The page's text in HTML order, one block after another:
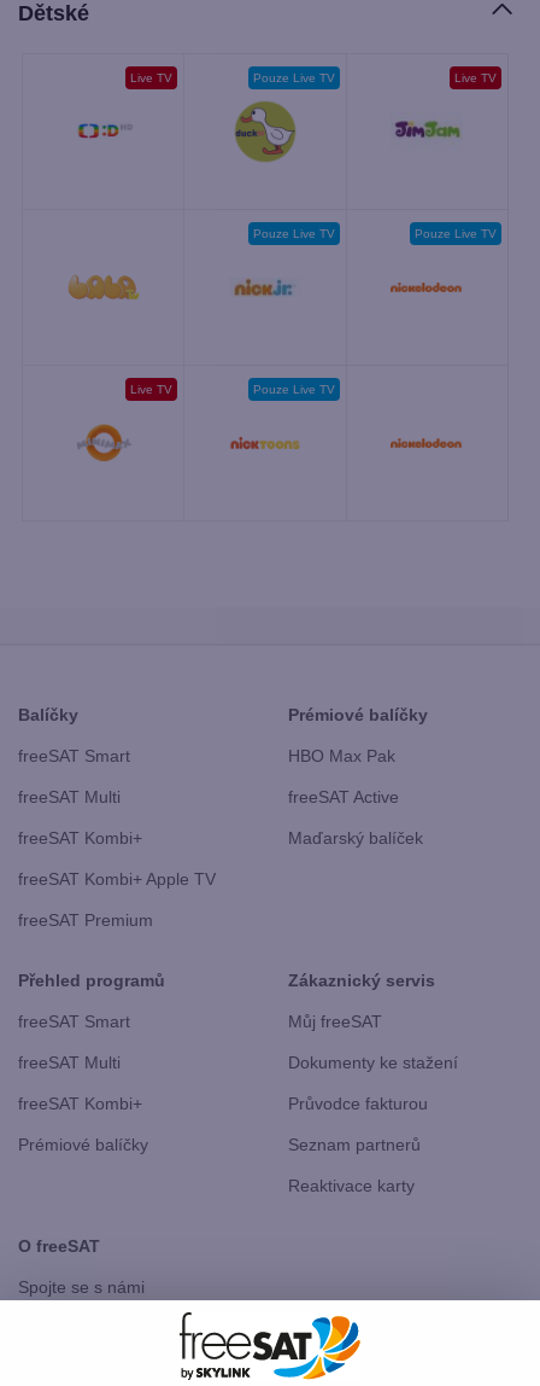
Dětské
Live TV Pouze Live TV Live TV
Pouze Live TV Pouze Live TV
Live TV Pouze Live TV
Balíčky
freeSAT Smart
freeSAT Multi
freeSAT Kombi+
freeSAT Kombi+ Apple TV
freeSAT Premium
Prémiové balíčky
HBO Max Pak
freeSAT Active
Maďarský balíček
Přehled programů
freeSAT Smart
freeSAT Multi
freeSAT Kombi+
Prémiové balíčky
Zákaznický servis
Můj freeSAT
Dokumenty ke stažení
Průvodce fakturou
Seznam partnerů
Reaktivace karty
O freeSAT
Spojte se s námi